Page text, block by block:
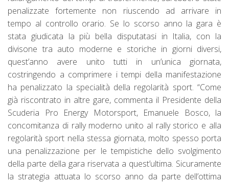
penalizzate fortemente non riuscendo ad arrivare in
tempo al controllo orario. Se lo scorso anno la gara è
stata giudicata la più bella disputatasi in Italia, con la
divisone tra auto moderne e storiche in giorni diversi,
quest’anno avere unito tutti in un’unica giornata,
costringendo a comprimere i tempi della manifestazione
ha penalizzato la specialità della regolarità sport. “Come
già riscontrato in altre gare, commenta il Presidente della
Scuderia Pro Energy Motorsport, Emanuele Bosco, la
concomitanza di rally moderno unito al rally storico e alla
regolarità sport nella stessa giornata, molto spesso porta
una penalizzazione per le tempistiche dello svolgimento
della parte della gara riservata a quest’ultima. Sicuramente
la strategia attuata lo scorso anno da parte dell’ottima